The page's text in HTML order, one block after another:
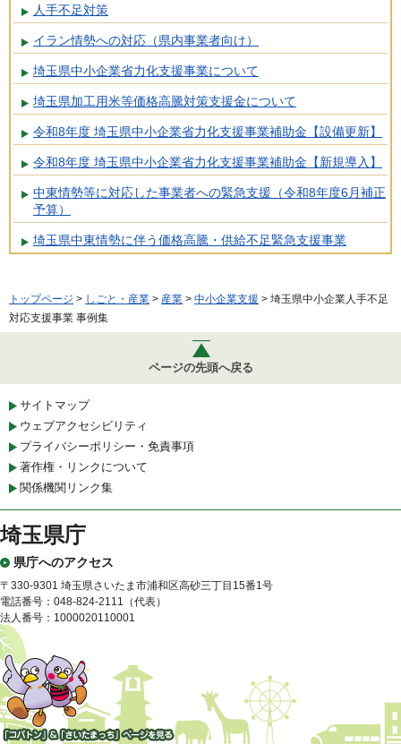
人手不足対策
イラン情勢への対応（県内事業者向け）
埼玉県中小企業省力化支援事業について
埼玉県加工用米等価格高騰対策支援金について
令和8年度 埼玉県中小企業省力化支援事業補助金【設備更新】
令和8年度 埼玉県中小企業省力化支援事業補助金【新規導入】
中東情勢等に対応した事業者への緊急支援（令和8年度6月補正
予算）
埼玉県中東情勢に伴う価格高騰・供給不足緊急支援事業
トップページ > しごと・産業 > 産業 > 中小企業支援 > 埼玉県中小企業人手不足
対応支援事業 事例集
ページの先頭へ戻る
サイトマップ
ウェブアクセシビリティ
プライバシーポリシー・免責事項
著作権・リンクについて
関係機関リンク集
埼玉県庁
県庁へのアクセス
〒330-9301 埼玉県さいたま市浦和区高砂三丁目15番1号
電話番号：048-824-2111（代表）
法人番号：1000020110001
「コバトン」&「さいたまっ